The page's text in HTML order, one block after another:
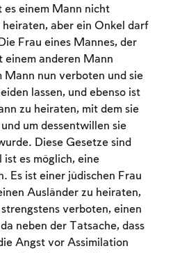
es einem Mann nicht
aber ein Onkel darf
Frau eines Mannes, der
einem anderen Mann
Mann nun verboten und sie
lassen, und ebenso ist
zu heiraten, mit dem sie
um dessentwillen sie
Diese Gesetze sind
ist es möglich, eine
Es ist einer jüdischen Frau
Ausländer zu heiraten,
verboten, einen
neben der Tatsache, dass
Angst vor Assimilation